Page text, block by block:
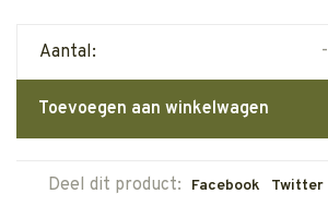
Aantal: -
Toevoegen aan winkelwagen
Deel dit product: Facebook Twitter